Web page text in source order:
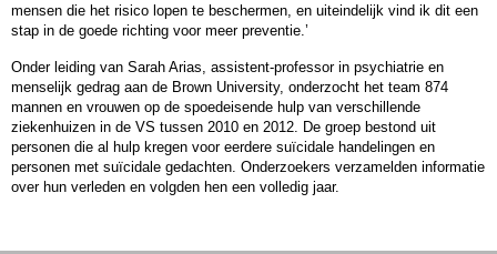
mensen die het risico lopen te beschermen, en uiteindelijk vind ik dit een
stap in de goede richting voor meer preventie.’
Onder leiding van Sarah Arias, assistent-professor in psychiatrie en
menselijk gedrag aan de Brown University, onderzocht het team 874
mannen en vrouwen op de spoedeisende hulp van verschillende
ziekenhuizen in de VS tussen 2010 en 2012. De groep bestond uit
personen die al hulp kregen voor eerdere suïcidale handelingen en
personen met suïcidale gedachten. Onderzoekers verzamelden informatie
over hun verleden en volgden hen een volledig jaar.